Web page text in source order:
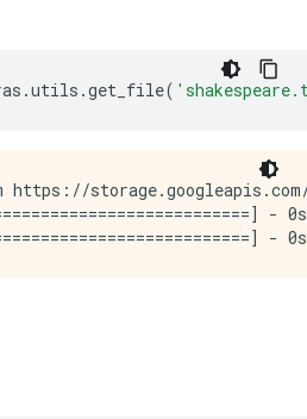
.utils .get_file(
https://
-